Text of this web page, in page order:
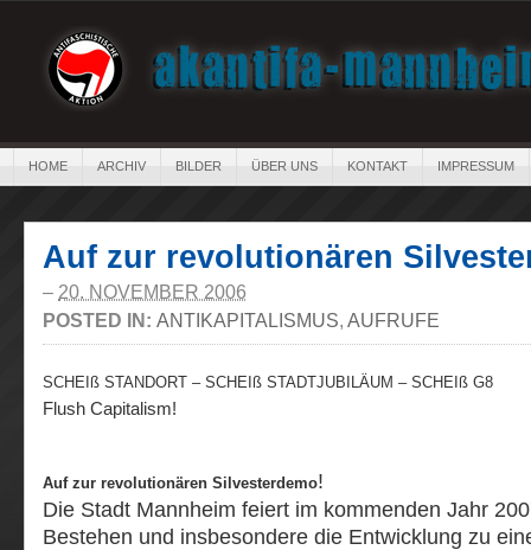
HOME ARCHIV BILDER ÜBER UNS KONTAKT IMPRESSUM
Auf zur revolutionären
– 20. NOVEMBER 2006
POSTED IN: ANTIKAPITALISMUS, AUFRUFE
SCHEIß STANDORT – SCHEIß STADTJUBILÄUM – SCHEIß G8
Flush Capitalism!
Auf zur revolutionären Silvesterdemo!
Die Stadt Mannheim feiert im kommenden Jahr
Bestehen und insbesondere die Entwicklung zu